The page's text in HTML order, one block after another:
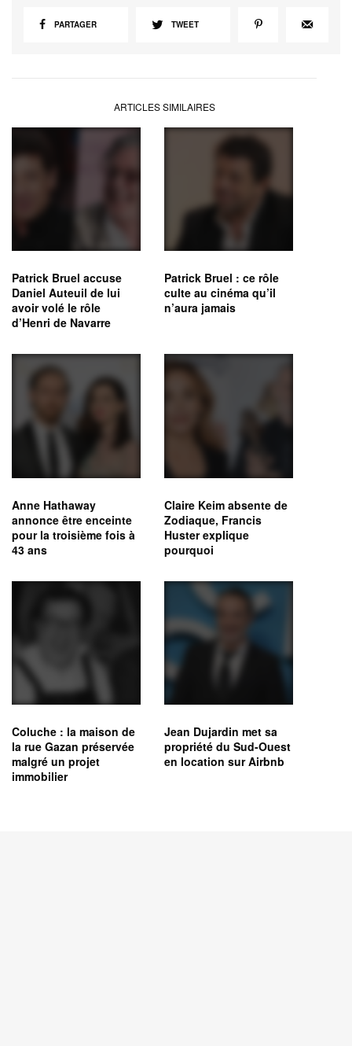
PARTAGER TWEET
ARTICLES SIMILAIRES
Patrick Bruel accuse
Daniel Auteuil de lui
avoir volé le rôle
d’Henri de Navarre
Patrick Bruel : ce rôle
culte au cinéma qu’il
n’aura jamais
Anne Hathaway
annonce être enceinte
pour la troisième fois à
43 ans
Claire Keim absente de
Zodiaque, Francis
Huster explique
pourquoi
Coluche : la maison de
la rue Gazan préservée
malgré un projet
immobilier
Jean Dujardin met sa
propriété du Sud-Ouest
en location sur Airbnb